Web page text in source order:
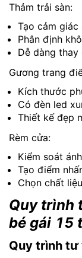
Thảm trải sàn:
Tạo cảm giác
Phân định
Dễ dàng
Gương trang
Kích thước
Có đèn led
Thiết kế đẹp
Rèm cửa:
Kiểm soát
Tạo điểm
Chọn chất
Quy trình
bé gái 15
Quy trình tư